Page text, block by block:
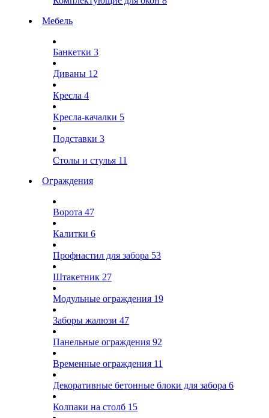
Мебель
Банкетки 3
Диваны 12
Кресла 4
Кресла-качалки 5
Подставки 3
Столы и стулья 11
Ограждения
Ворота 47
Калитки 6
Профнастил для забора 53
Штакетник 27
Модульные ограждения 19
Заборы жалюзи 47
Панельные ограждения 92
Временные ограждения 11
Декоративные бетонные блоки для забора 6
Колпаки на столб 15